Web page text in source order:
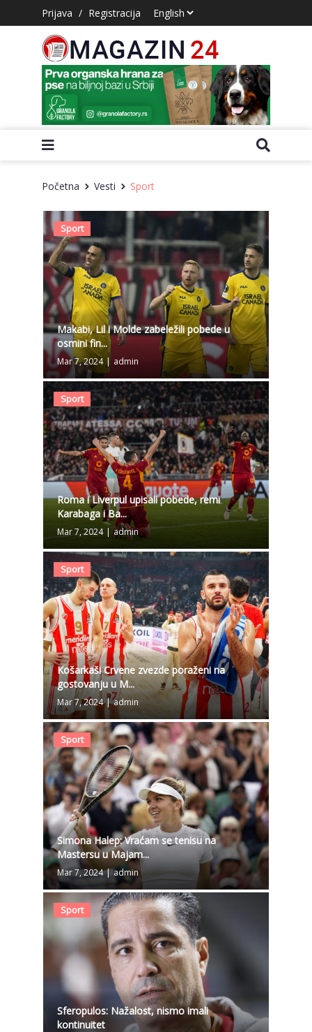
Prijava / Registracija
Početna Vesti Sport
Sport
Makabi, Lil i Molde zabeležili pobede u
osmini fin...
Mar 7, 2024 | admin
Sport
Roma i Liverpul upisali pobede, remi
Karabaga i Ba...
Mar 7, 2024 | admin
Sport
Košarkaši Crvene zvezde poraženi na
gostovanju u M...
Mar 7, 2024 | admin
Sport
Simona Halep: Vraćam se tenisu na
Mastersu u Majam...
Mar 7, 2024 | admin
Sport
Sferopulos: Nažalost, nismo imali
kontinuitet